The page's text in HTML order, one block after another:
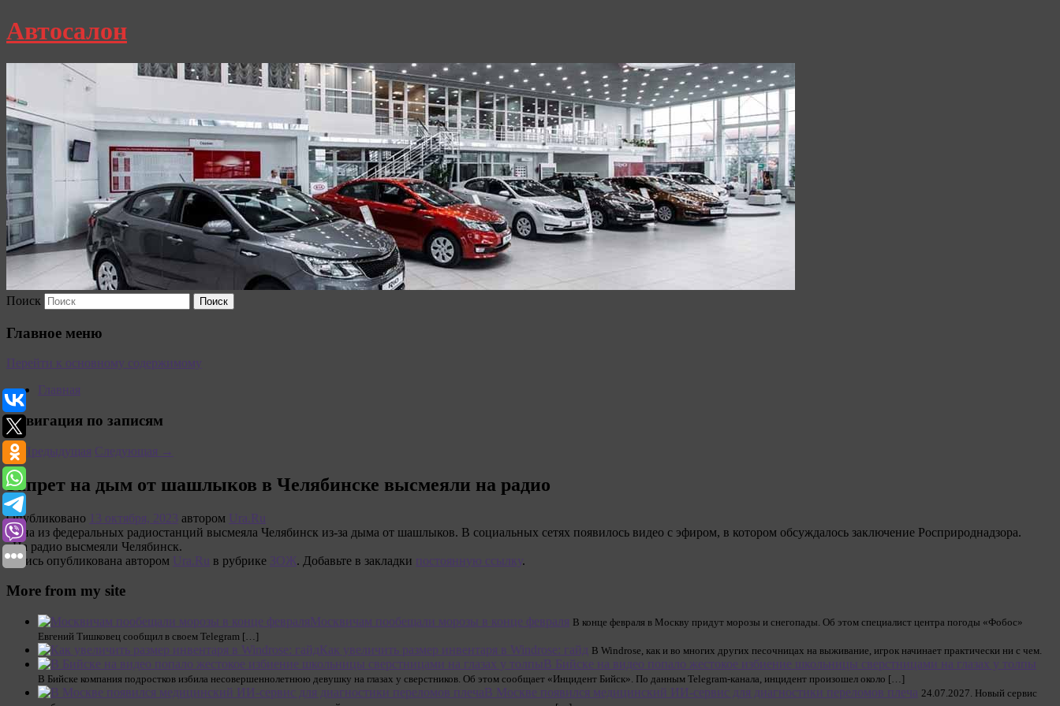
Автосалон
Поиск
Главное меню
Перейти к основному содержимому
Главная
Навигация по записям
←Предыдущая Следующая →
Запрет на дым от шашлыков в Челябинске высмеяли на радио
Опубликовано 13 октября, 2023 автором Ura.Ru
Одна из федеральных радиостанций высмеяла Челябинск из-за дыма от шашлыков. В социальных сетях появилось видео с эфиром, в котором обсуждалось заключение Росприроднадзора.
«На радио высмеяли Челябинск.
Запись опубликована автором Ura.Ru в рубрике ЗОЖ. Добавьте в закладки постоянную ссылку.
More from my site
Москвичам пообещали морозы в конце февраля В конце февраля в Москву придут морозы и снегопады. Об этом специалист центра погоды «Фобос»
Евгений Тишковец сообщил в своем Telegram […]
Как увеличить размер инвентаря в Windrose: гайд В Windrose, как и во многих других песочницах на выживание, игрок начинает практически ни с чем.
В Бийске на видео попало жестокое избиение школьницы сверстницами на глазах у толпы
В Бийске компания подростков избила несовершеннолетнюю девушку на глазах у сверстников. Об этом сообщает «Инцидент Бийск». По данным Telegram-канала, инцидент произошел около […]
В Москве появился медицинский ИИ-сервис для диагностики переломов плеча 24.07.2027. Новый сервис